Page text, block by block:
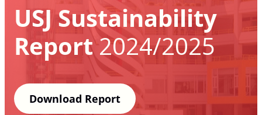
USJ Sustainability
Report2024/2025
Download Report